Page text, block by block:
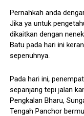
Pernahkah anda
Jika ya untuk
dikaitkan dengan
Batu pada hari ini
sepenuhnya.
Pada hari ini,
sepanjang tepi jalan
Pengkalan Bharu,
Tengah Panchor